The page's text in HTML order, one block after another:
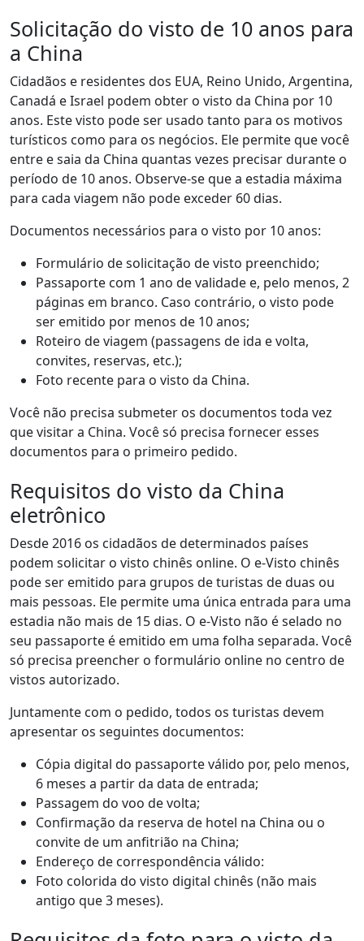
Solicitação do visto de 10 anos para
a China
Cidadãos e residentes dos EUA, Reino Unido, Argentina,
Canadá e Israel podem obter o visto da China por 10
anos. Este visto pode ser usado tanto para os motivos
turísticos como para os negócios. Ele permite que você
entre e saia da China quantas vezes precisar durante o
período de 10 anos. Observe-se que a estadia máxima
para cada viagem não pode exceder 60 dias.
Documentos necessários para o visto por 10 anos:
Formulário de solicitação de visto preenchido;
Passaporte com 1 ano de validade e, pelo menos, 2
páginas em branco. Caso contrário, o visto pode
ser emitido por menos de 10 anos;
Roteiro de viagem (passagens de ida e volta,
convites, reservas, etc.);
Foto recente para o visto da China.
Você não precisa submeter os documentos toda vez
que visitar a China. Você só precisa fornecer esses
documentos para o primeiro pedido.
Requisitos do visto da China
eletrônico
Desde 2016 os cidadãos de determinados países
podem solicitar o visto chinês online. O e-Visto chinês
pode ser emitido para grupos de turistas de duas ou
mais pessoas. Ele permite uma única entrada para uma
estadia não mais de 15 dias. O e-Visto não é selado no
seu passaporte é emitido em uma folha separada. Você
só precisa preencher o formulário online no centro de
vistos autorizado.
Juntamente com o pedido, todos os turistas devem
apresentar os seguintes documentos:
Cópia digital do passaporte válido por, pelo menos,
6 meses a partir da data de entrada;
Passagem do voo de volta;
Confirmação da reserva de hotel na China ou o
convite de um anfitrião na China;
Endereço de correspondência válido:
Foto colorida do visto digital chinês (não mais
antigo que 3 meses).